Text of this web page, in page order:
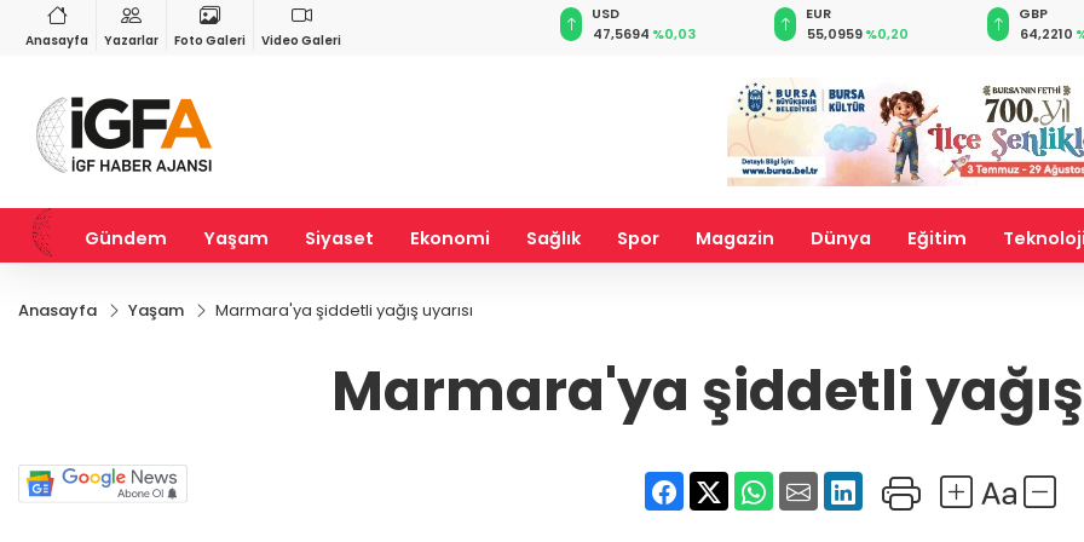
Anasayfa Yazarlar Foto Galeri Video Galeri
GAU/TRY
6.563,99%1,05
13.703,13%0,11
55,0959
64,2210
Gündem Yaşam Siyaset Ekonomi Sağlık Spor Magazin Dünya Eğitim Teknoloji
Anasayfa Yaşam Marmara'ya şiddetli yağış uyarısı
Marmara'ya şiddetli yağış